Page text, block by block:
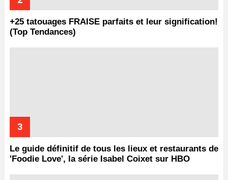
+25 tatouages ​​FRAISE parfaits et leur signification!
(Top Tendances)
Le guide définitif de tous les lieux et restaurants de
'Foodie Love', la série Isabel Coixet sur HBO